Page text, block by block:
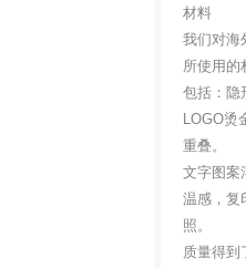
材料
我们对海
所使用的
包括：隐
LOGO烫
重叠。
文字图案
温感，复
照。
质量得到